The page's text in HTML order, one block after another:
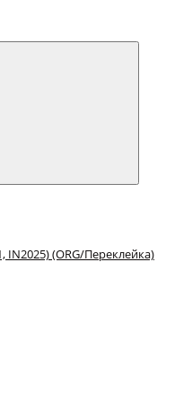
IN2025) (ORG/Переклейка)